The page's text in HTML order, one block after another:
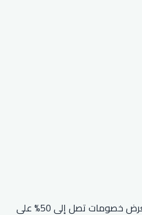
لمزيد من العروض والتخفيضات، يقدم متجر اكسترا صفقات على الأجهزة الإلكترونية، حيث يصل الخصم إلى 75% على اكسسورات الكمبيوتر و60% على آخر القطع، كما يتضمن العرض خصومات تصل إلى 50% على